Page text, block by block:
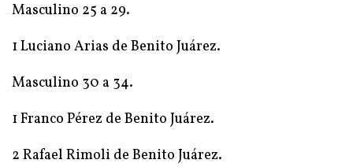
Masculino 25 a 29.
1 Luciano Arias de Benito Juárez.
Masculino 30 a 34.
1 Franco Pérez de Benito Juárez.
2 Rafael Rimoli de Benito Juárez.